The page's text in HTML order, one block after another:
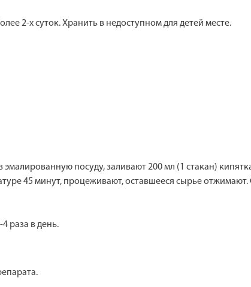
2-х суток. Хранить в недоступном для детей месте.
посуду, заливают 200 мл (1 стакан)
45 минут, процеживают, оставшееся сырье
раза в день.